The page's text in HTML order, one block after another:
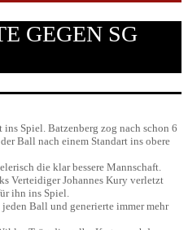
GEGEN SG
Spiel. Batzenberg zog nach schon 6
Ball nach einem Standart ins obere
die klar bessere Mannschaft.
Verteidiger Johannes Kury verletzt
ihn ins Spiel.
Ball und generierte immer mehr